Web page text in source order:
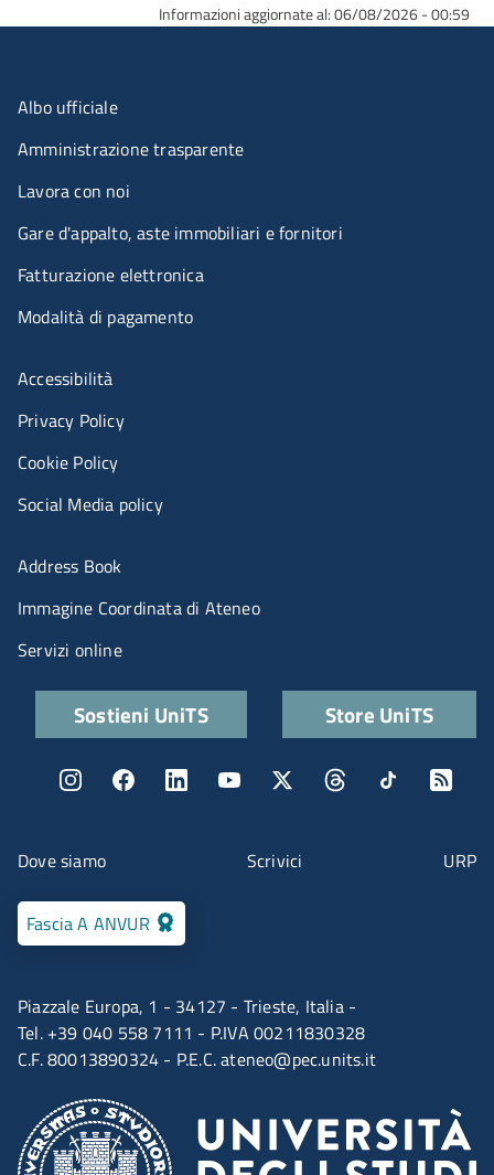
Informazioni aggiornate al: 06/08/2026 - 00:59
Piazzale Europa, 1 - 34127 - Trieste, Italia -
Tel. +39 040 558 7111 - P.IVA 00211830328
C.F. 80013890324 - P.E.C.ateneo@pec.units.it
Fascia A ANVUR
Menu contatti
Dove siamo Scrivici URP
Menu organizzazione
Albo ufficiale
Amministrazione trasparente
Lavora con noi
Gare d'appalto, aste immobiliari e fornitori
Fatturazione elettronica
Modalità di pagamento
Menù riferimenti
Accessibilità
Privacy Policy
Cookie Policy
Social Media policy
Menu portale
Address Book
Immagine Coordinata di Ateneo
Servizi online
Quick links
Sostieni UniTS Store UniTS
Menu social